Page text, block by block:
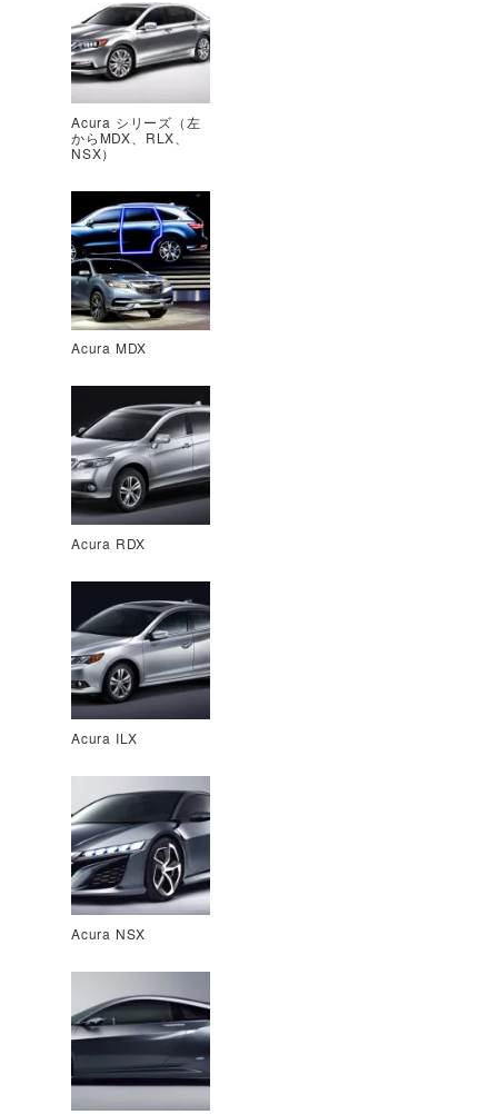
Acura シリーズ（左
からMDX、RLX、
NSX）
Acura MDX
Acura RDX
Acura ILX
Acura NSX